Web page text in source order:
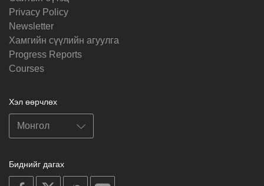
Privacy Policy
Newsletter
Хамгийн сүүлийн агуулга
Progress Reports
Courses
Хэл өөрчлөх
Биднийг дагах
on